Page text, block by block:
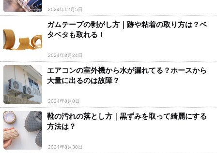
2024年12月5日
ガムテープの剥がし方｜跡や粘着の取り方は？ベ
タベタも取れる！
2024年8月24日
エアコンの室外機から水が漏れてる？ホースから
大量に出るのは故障？
2024年8月8日
靴の汚れの落とし方｜黒ずみを取って綺麗にする
方法は？
2024年8月30日